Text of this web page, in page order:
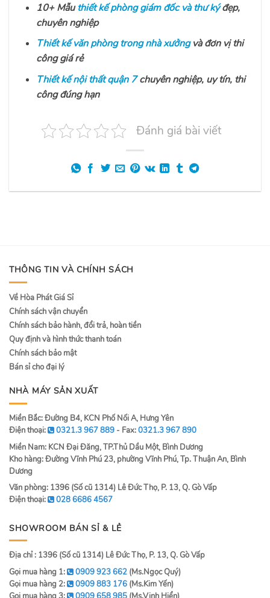
10+ Mẫuthiết kế phòng giám đốc và thư kýđẹp,
chuyên nghiệp
Thiết kế văn phòng trong nhà xưởngvà đơn vị thi
công giá rẻ
Thiết kế nội thất quận 7chuyên nghiệp, uy tín, thi
công đúng hạn
Đánh giá bài viết
THÔNG TIN VÀ CHÍNH SÁCH
Về Hòa Phát Giá Sỉ
Chính sách vận chuyển
Chính sách bảo hành, đổi trả, hoàn tiền
Quy định và hình thức thanh toán
Chính sách bảo mật
Bán sỉ cho đại lý
NHÀ MÁY SẢN XUẤT
Miền Bắc: Đường B4, KCN Phố Nối A, Hưng Yên
Điện thoại:
0321.3 967 889 - Fax:0321.3 967 890
Miền Nam: KCN Đại Đăng, TP.Thủ Dầu Một, Bình Dương
Kho hàng: Đường Vĩnh Phú 23, phường Vĩnh Phú, Tp. Thuận An, Bình
Dương
Văn phòng: 1396 (Số cũ 1314) Lê Đức Thọ, P. 13, Q. Gò Vấp
Điện thoại:
028 6686 4567
SHOWROOM BÁN SỈ & LẺ
Địa chỉ : 1396 (Số cũ 1314) Lê Đức Thọ, P. 13, Q. Gò Vấp
Gọi mua hàng 1:
0909 923 662 (Ms.Ngọc Quý)
Gọi mua hàng 2:
0909 883 176 (Ms.Kim Yến)